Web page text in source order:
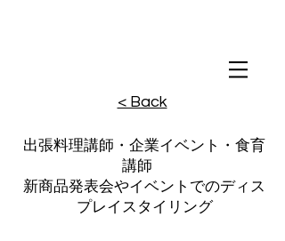
フードスタイリング
< Back
出張料理講師・ 企業イベント・食育
講師
新商品発表会やイベントでのディス
プレイスタイリング